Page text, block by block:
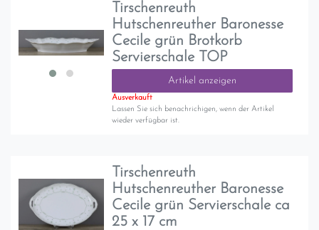
Tirschenreuth
Hutschenreuther Baronesse
Cecile grün Brotkorb
Servierschale TOP
Artikel anzeigen
Ausverkauft
Lassen Sie sich benachrichigen, wenn der Artikel
wieder verfügbar ist.
Tirschenreuth
Hutschenreuther Baronesse
Cecile grün Servierschale ca
25 x 17 cm